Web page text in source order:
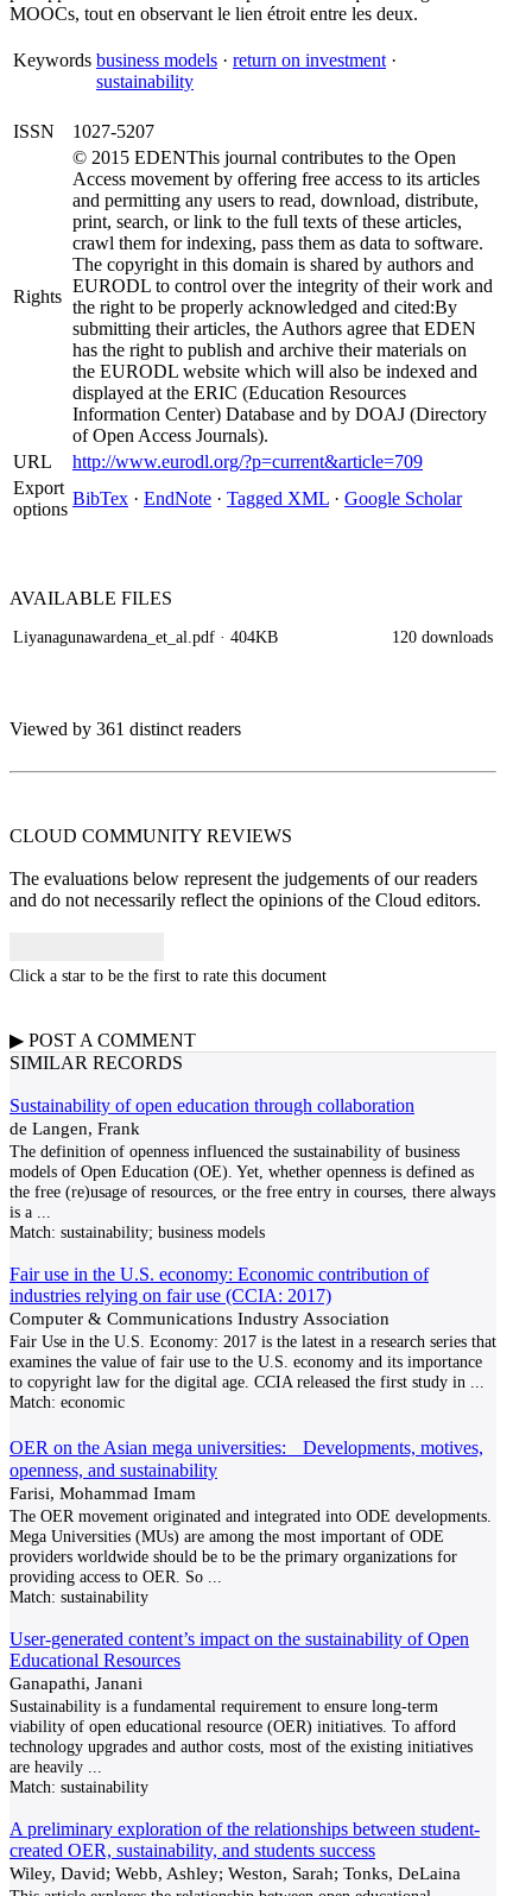
MOOCs, tout en observant le lien étroit entre les deux.
Keywords business models · return on investment ·
sustainability
ISSN 1027-5207
Rights
© 2015 EDENThis journal contributes to the Open
Access movement by offering free access to its articles
and permitting any users to read, download, distribute,
print, search, or link to the full texts of these articles,
crawl them for indexing, pass them as data to software.
The copyright in this domain is shared by authors and
EURODL to control over the integrity of their work and
the right to be properly acknowledged and cited:By
submitting their articles, the Authors agree that EDEN
has the right to publish and archive their materials on
the EURODL website which will also be indexed and
displayed at the ERIC (Education Resources
Information Center) Database and by DOAJ (Directory
of Open Access Journals).
URL
http://www.eurodl.org/?p=current&article=709
Export
options
BibTex · EndNote · Tagged XML · Google Scholar
AVAILABLE FILES
Liyanagunawardena_et_al.pdf · 404KB 120 downloads
Viewed by 361 distinct readers
CLOUD COMMUNITY REVIEWS
The evaluations below represent the judgements of our readers
and do not necessarily reflect the opinions of the Cloud editors.
Click a star to be the first to rate this document
▶ POST A COMMENT
SIMILAR RECORDS
Sustainability of open education through collaboration
de Langen, Frank
The definition of openness influenced the sustainability of business
models of Open Education (OE). Yet, whether openness is defined as
the free (re)usage of resources, or the free entry in courses, there always
is a
Match: sustainability; business models
Fair use in the U.S. economy: Economic contribution of
industries relying on fair use (CCIA: 2017)
Computer & Communications Industry Association
Fair Use in the U.S. Economy: 2017 is the latest in a research series that
examines the value of fair use to the U.S. economy and its importance
to copyright law for the digital age. CCIA released the first study in
Match: economic
OER on the Asian mega universities: Developments, motives,
openness, and sustainability
Farisi, Mohammad Imam
The OER movement originated and integrated into ODE developments.
Mega Universities (MUs) are among the most important of ODE
providers worldwide should be to be the primary organizations for
providing access to OER. So
Match: sustainability
User-generated content’s impact on the sustainability of Open
Educational Resources
Ganapathi, Janani
Sustainability is a fundamental requirement to ensure long-term
viability of open educational resource (OER) initiatives. To afford
technology upgrades and author costs, most of the existing initiatives
are heavily
Match: sustainability
A preliminary exploration of the relationships between student-
created OER, sustainability, and students success
Wiley, David; Webb, Ashley; Weston, Sarah; Tonks, DeLaina